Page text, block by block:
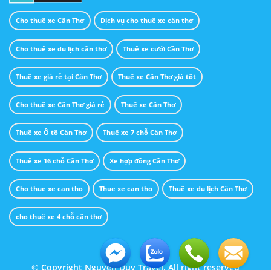
Cho thuê xe Cần Thơ Dịch vụ cho thuê xe cần thơ
Cho thuê xe du lịch cần thơ Thuê xe cưới Cần Thơ
Thuê xe giá rẻ tại Cần Thơ Thuê xe Cần Thơ giá tốt
Cho thuê xe Cần Thơ giá rẻ Thuê xe Cần Thơ
Thuê xe Ô tô Cần Thơ Thuê xe 7 chỗ Cần Thơ
Thuê xe 16 chỗ Cần Thơ Xe hợp đồng Cần Thơ
Cho thue xe can tho Thue xe can tho Thuê xe du lịch Cần Thơ
cho thuê xe 4 chỗ cần thơ
© Copyright Nguyễn Duy Travel. All right reserved